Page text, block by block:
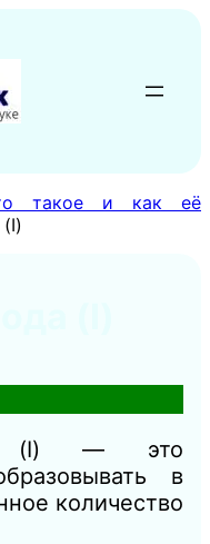
такое и как её
(I) — это
в
количество